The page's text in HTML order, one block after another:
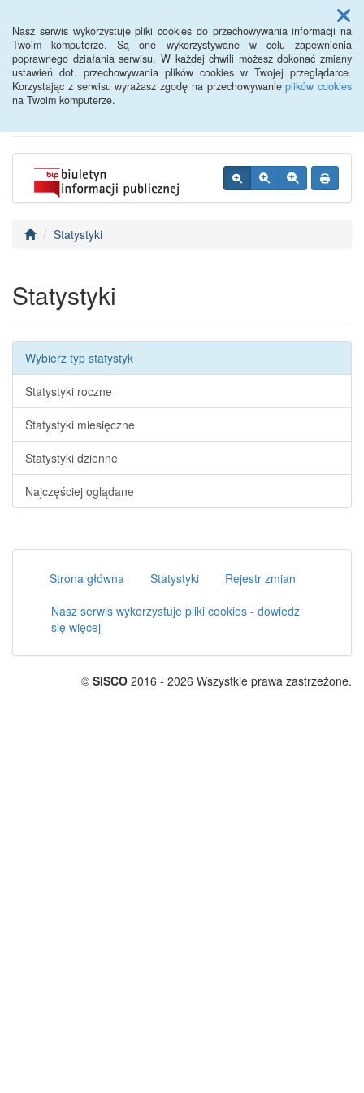
Nasz serwis wykorzystuje pliki cookies do przechowywania informacji na
Twoim komputerze. Są one wykorzystywane w celu zapewnienia
poprawnego działania serwisu. W każdej chwili możesz dokonać zmiany
ustawień dot. przechowywania plików cookies w Twojej przeglądarce.
Korzystając z serwisu wyrażasz zgodę na przechowywanieplików cookies
na Twoim komputerze.
Menu
BIP - Urząd Miejski
Wyśmierzyce
Statystyki
Statystyki
Wybierz typ statystyk
Statystyki roczne
Statystyki miesięczne
Statystyki dzienne
Najczęściej oglądane
Strona główna Statystyki
Rejestr zmian
Nasz serwis wykorzystuje pliki cookies - dowiedz
się więcej
© SISCO 2016 - 2026 Wszystkie prawa zastrzeżone.